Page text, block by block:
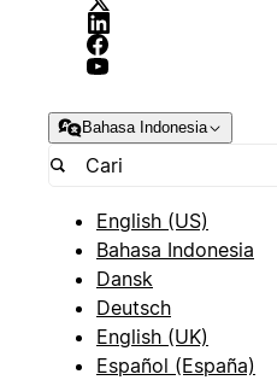
Bahasa Indonesia
English (US)
Bahasa Indonesia
Dansk
Deutsch
English (UK)
Español (España)